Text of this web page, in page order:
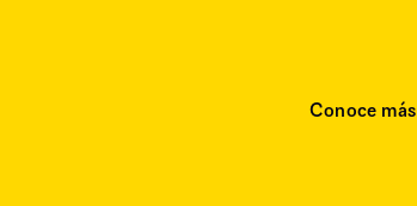
Conoce más